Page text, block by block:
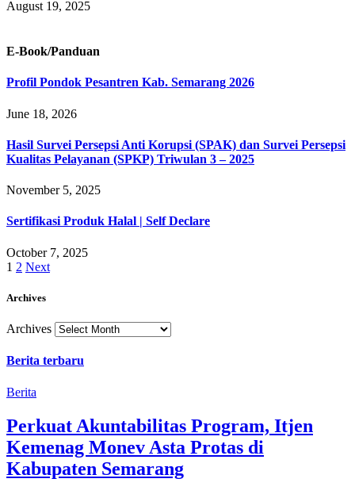
August 19, 2025
E-Book/Panduan
Profil Pondok Pesantren Kab. Semarang 2026
June 18, 2026
Hasil Survei Persepsi Anti Korupsi (SPAK) dan Survei Persepsi
Kualitas Pelayanan (SPKP) Triwulan 3 – 2025
November 5, 2025
Sertifikasi Produk Halal | Self Declare
October 7, 2025
1 2 Next
Archives
Archives
Berita terbaru
Berita
Perkuat Akuntabilitas Program, Itjen
Kemenag Monev Asta Protas di
Kabupaten Semarang